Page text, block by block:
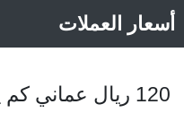
أسعار العملات
120 ريال عماني كم يورو